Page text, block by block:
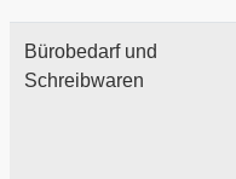
Bürobedarf und
Schreibwaren